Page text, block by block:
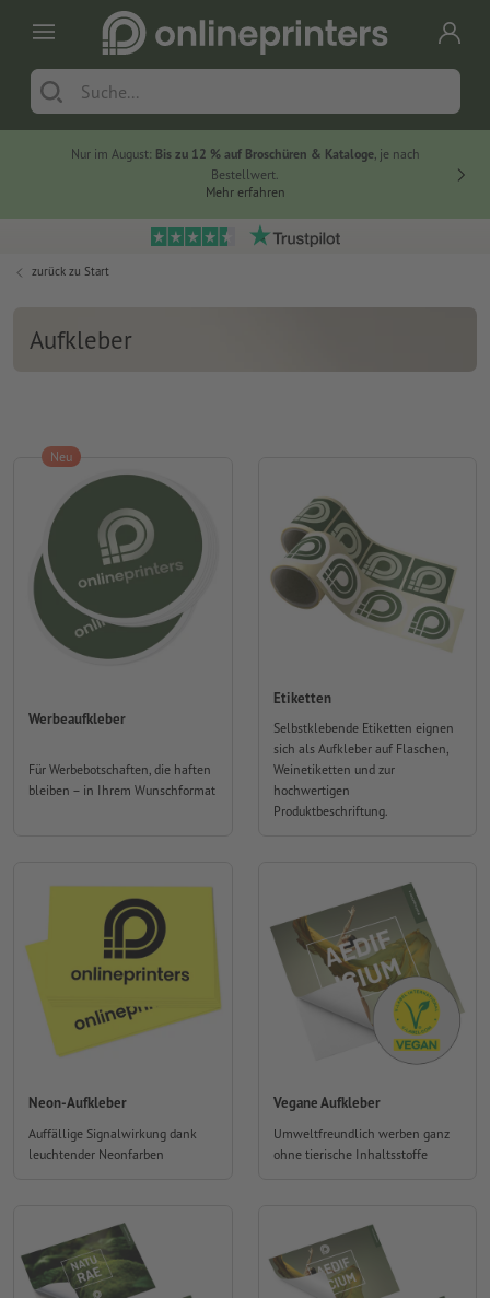
Nur im August: Bis zu 12 % auf Broschüren & Kataloge, je nach
Bestellwert.
Mehr erfahren
zurück zu Start
Aufkleber
Werbeaufkleber
Für Werbebotschaften, die haften
bleiben – in Ihrem Wunschformat
Neu
Etiketten
Selbstklebende Etiketten eignen
sich als Aufkleber auf Flaschen,
Weinetiketten und zur
hochwertigen
Produktbeschriftung.
Neon-Aufkleber
Auffällige Signalwirkung dank
leuchtender Neonfarben
Vegane Aufkleber
Umweltfreundlich werben ganz
ohne tierische Inhaltsstoffe